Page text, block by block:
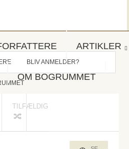
ARTIKLER
OM BOGRUMMET
BLIV ANMELDER?
TILFÆLDIG